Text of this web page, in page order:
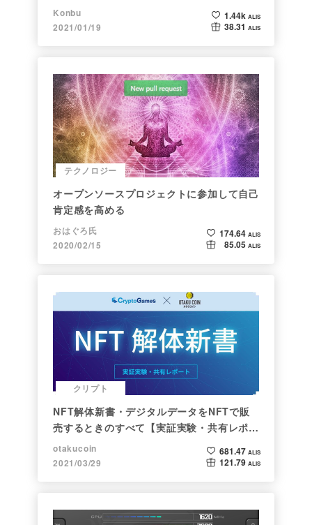
まで。注目される非証券性🐶
Konbu
2021/01/19
1.44k ALIS
38.31 ALIS
テクノロジー
オープンソースプロジェクトに参加して自己
肯定感を高める
おはぐろ氏
2020/02/15
174.64 ALIS
85.05 ALIS
クリプト
NFT解体新書・デジタルデータをNFTで販
売するときのすべて【実証実験・共有レポー
ト】
otakucoin
2021/03/29
681.47 ALIS
121.79 ALIS